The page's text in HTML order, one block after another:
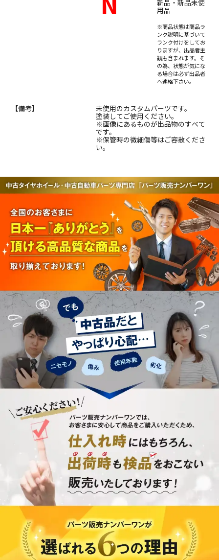
新品・新品未使
用品
※商品状態は商品ラ
ンク説明に基づいて
ランク付けをしてお
りますが、出品者主
観も含まれます。そ
の為、状態が気にな
る場合は必ず出品者
へ連絡下さい。
【備考】
未使用のカスタムパーツです。
塗装してご使用ください。
※画像にあるものが出品物のすべて
です。
※保管時の微細傷等はご容赦くださ
い。